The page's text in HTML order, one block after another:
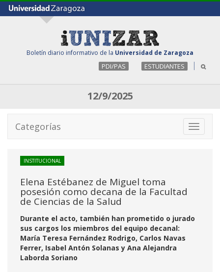
Boletín diario informativo de la Universidad de Zaragoza
PDI/PAS ESTUDIANTES
12/9/2025
Toggle
Categorías
INSTITUCIONAL
Elena Estébanez de Miguel toma
posesión como decana de la Facultad
de Ciencias de la Salud
Durante el acto, también han prometido o jurado
sus cargos los miembros del equipo decanal:
María Teresa Fernández Rodrigo, Carlos Navas
Ferrer, Isabel Antón Solanas y Ana Alejandra
Laborda Soriano